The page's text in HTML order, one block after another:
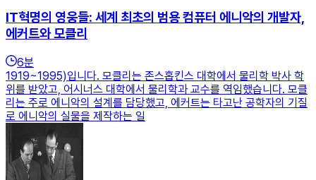
IT혁명의 영웅들: 세계 최초의 범용 컴퓨터 에니악의 개발자,
에커트와 모클리
6분
1919~1995)입니다. 모클리는 존스홉킨스 대학에서 물리학 박사 학
위를 받았고, 어시너스 대학에서 물리학과 교수를 역임했습니다. 모클
리는 주로 에니악의 설계를 담당했고, 에커트는 타고난 공학자의 기질
로 에니악의 실물을 제작하는 일